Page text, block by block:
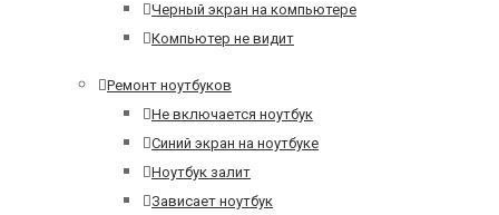
Черный экран на компьютере
Компьютер не видит
Ремонт ноутбуков
Не включается ноутбук
Синий экран на ноутбуке
Ноутбук залит
Зависает ноутбук